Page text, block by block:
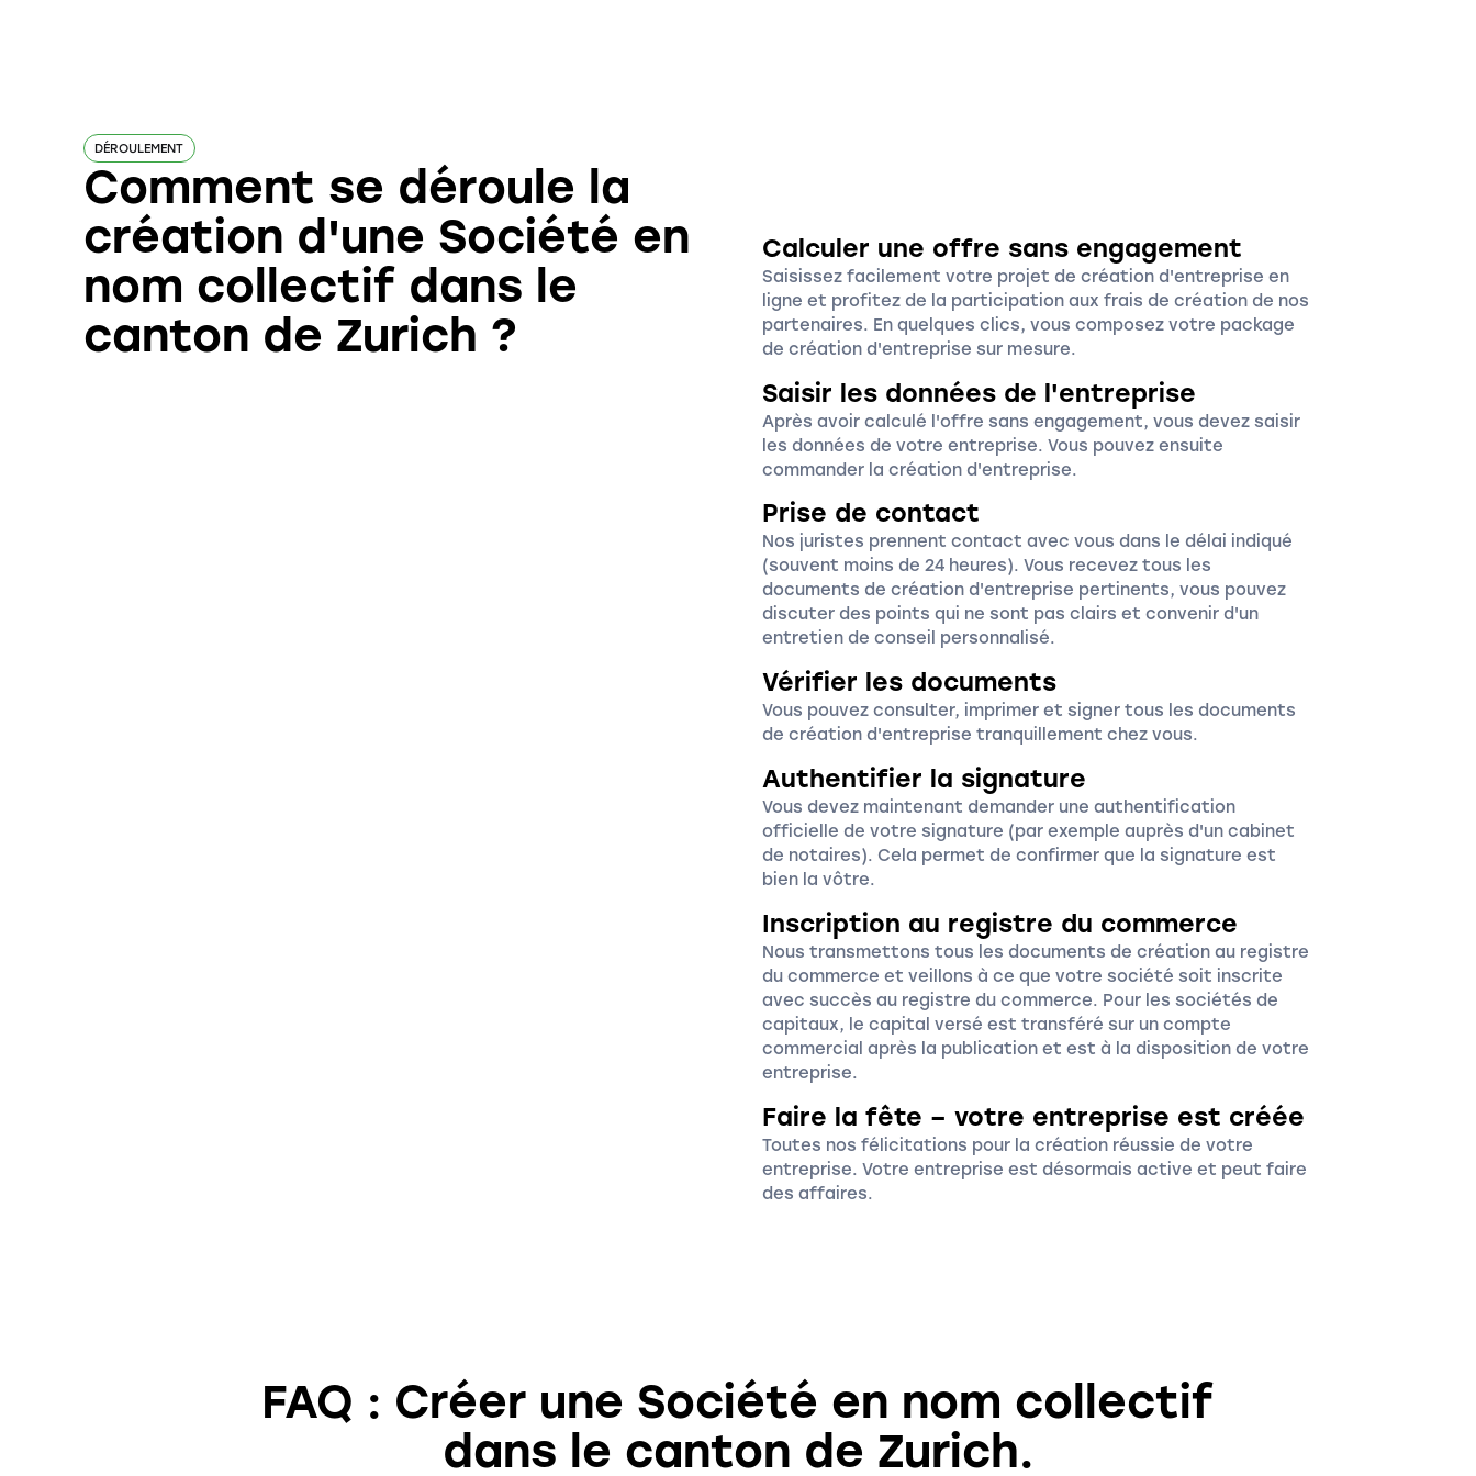
DÉROULEMENT
Comment se déroule la
création d'une Société en
nom collectif dans le
canton de Zurich ?
Calculer une offre sans engagement
Saisissez facilement votre projet de création d'entreprise en
ligne et profitez de la participation aux frais de création de nos
partenaires. En quelques clics, vous composez votre package
de création d'entreprise sur mesure.
Saisir les données de l'entreprise
Après avoir calculé l'offre sans engagement, vous devez saisir
les données de votre entreprise. Vous pouvez ensuite
commander la création d'entreprise.
Prise de contact
Nos juristes prennent contact avec vous dans le délai indiqué
(souvent moins de 24 heures). Vous recevez tous les
documents de création d'entreprise pertinents, vous pouvez
discuter des points qui ne sont pas clairs et convenir d'un
entretien de conseil personnalisé.
Vérifier les documents
Vous pouvez consulter, imprimer et signer tous les documents
de création d'entreprise tranquillement chez vous.
Authentifier la signature
Vous devez maintenant demander une authentification
officielle de votre signature (par exemple auprès d'un cabinet
de notaires). Cela permet de confirmer que la signature est
bien la vôtre.
Inscription au registre du commerce
Nous transmettons tous les documents de création au registre
du commerce et veillons à ce que votre société soit inscrite
avec succès au registre du commerce. Pour les sociétés de
capitaux, le capital versé est transféré sur un compte
commercial après la publication et est à la disposition de votre
entreprise.
Faire la fête – votre entreprise est créée
Toutes nos félicitations pour la création réussie de votre
entreprise. Votre entreprise est désormais active et peut faire
des affaires.
FAQ : Créer une Société en nom collectif
dans le canton de Zurich.